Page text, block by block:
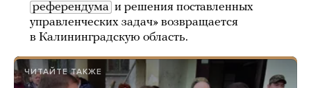
референдума и решения поставленных
управленческих задач» возвращается
в Калининградскую область.
ЧИТАЙТЕ ТАКЖЕ